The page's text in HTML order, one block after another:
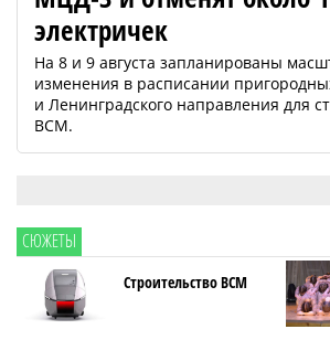
электричек
На 8 и 9 августа запланированы
изменения в расписании
и Ленинградского направления для
ВСМ.
СЮЖЕТЫ
Строительство ВСМ